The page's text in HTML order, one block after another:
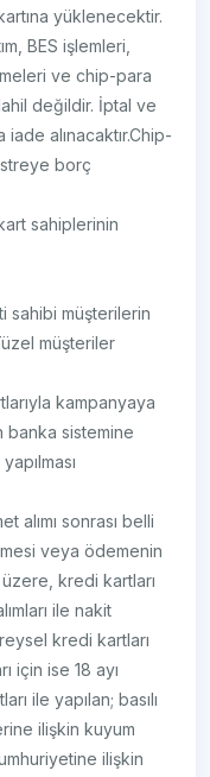
yüklenecektir.
BES işlemleri,
ve chip-para
değildir. İptal ve
alınacaktır.Chip-
borç
sahiplerinin
sahibi müşterilerin
müşteriler
kampanyaya
banka sistemine
alımı sonrası belli
veya ödemenin
kredi kartları
ile nakit
kredi kartları
için ise 18 ayı
ile yapılan; basılı
ilişkin kuyum
ilişkin